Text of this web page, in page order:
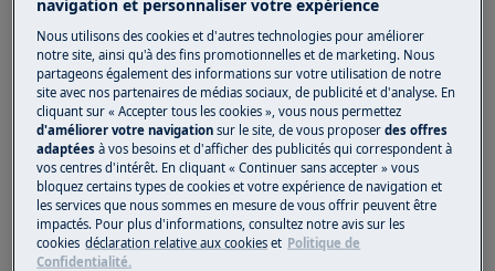
chaussures fermées.
Veuillez noter que l'auto-réparation ou la réparation
non professionnelle peut avoir des conséquences sur
la sécurité si elle n'est pas effectuée correctement
CHANGEMENT DE PANIER-REFROIDISSEUR-
CRISPER
Tout d'abord, tirez le panier jusqu'à ce qu'il
atteigne sa position finale,
navigation et personnaliser votre expérience
Nous utilisons des cookies et d'autres technologies pour améliorer
notre site, ainsi qu'à des fins promotionnelles et de marketing. Nous
partageons également des informations sur votre utilisation de notre
site avec nos partenaires de médias sociaux, de publicité et d'analyse. En
cliquant sur « Accepter tous les cookies », vous nous permettez
d'améliorer votre navigation sur le site, de vous proposerdes offres
adaptées à vos besoins et d'afficher des publicités qui correspondent à
vos centres d'intérêt. En cliquant « Continuer sans accepter » vous
bloquez certains types de cookies et votre expérience de navigation et
les services que nous sommes en mesure de vous offrir peuvent être
impactés. Pour plus d'informations, consultez notre avis sur les
cookies déclaration relative aux cookies et Politique de
Confidentialité.